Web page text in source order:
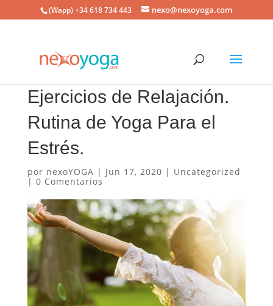
(Wapp) +34 618 734 443 nexo@nexoyoga.com
Ejercicios de Relajación.
Rutina de Yoga Para el
Estrés.
por nexoYOGA | Jun 17, 2020 | Uncategorized
| 0 Comentarios